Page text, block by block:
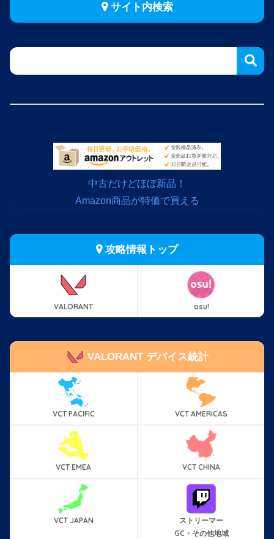
サイト内検索
中古だけどほぼ新品！
Amazon商品が特価で買える
攻略情報トップ
VALORANT osu!
VALORANT デバイス統計
VCT PACIFIC VCT AMERICAS
VCT EMEA VCT CHINA
VCT JAPAN
ストリーマー
GC・その他地域